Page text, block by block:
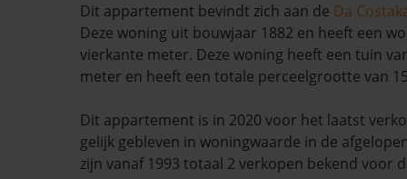
Dit appartement bevindt zich aan de Da
Deze woning uit bouwjaar 1882 en heeft een
vierkante meter. Deze woning heeft een tuin
meter en heeft een totale perceelgrootte van
Dit appartement is in 2020 voor het laatst
gelijk gebleven in woningwaarde in de
zijn vanaf 1993 totaal 2 verkopen bekend voor